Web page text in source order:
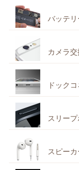
バッテリ
カメラ
ドック
スリー
スピー